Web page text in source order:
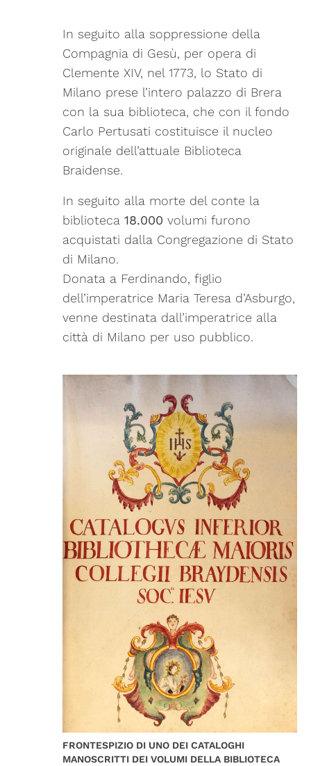
In seguito alla soppressione della
Compagnia di Gesù, per opera di
Clemente XIV, nel 1773, lo Stato di
Milano prese l’intero palazzo di Brera
con la sua biblioteca, che con il fondo
Carlo Pertusati costituisce il nucleo
originale dell’attuale Biblioteca
Braidense.
In seguito alla morte del conte la
biblioteca 18.000 volumi furono
acquistati dalla Congregazione di Stato
di Milano.
Donata a Ferdinando, figlio
dell’imperatrice Maria Teresa d’Asburgo,
venne destinata dall’imperatrice alla
città di Milano per uso pubblico.
FRONTESPIZIO DI UNO DEI CATALOGHI
MANOSCRITTI DEI VOLUMI DELLA BIBLIOTECA